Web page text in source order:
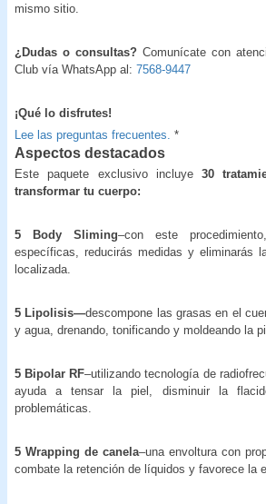
mismo sitio.
¿Dudas o consultas? Comunícate con
Club vía WhatsApp al: 7568-9447
¡Qué lo disfrutes!
Lee las preguntas frecuentes. *
Aspectos destacados
Este paquete exclusivo incluye30
transformar tu cuerpo:
5 Body Sliming–con este
específicas, reducirás medidas y eliminarás
localizada.
5 Lipolisis—descompone las grasas en el
y agua, drenando, tonificando y moldeando la
5 Bipolar RF–utilizando tecnología de
ayuda a tensar la piel, disminuir la
problemáticas.
5 Wrapping de canela–una envoltura con
combate la retención de líquidos y favorece la